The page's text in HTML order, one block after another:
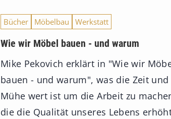
Bücher Möbelbau Werkstatt
Wie wir Möbel bauen - und warum
Mike Pekovich erklärt in "Wie wir
bauen - und warum", was die Zeit und
Mühe wert ist um die Arbeit zu
die die Qualität unseres Lebens